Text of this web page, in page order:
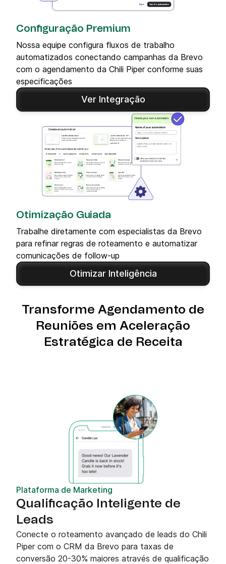
Configuração Premium
Nossa equipe configura fluxos de trabalho
automatizados conectando campanhas da Brevo
com o agendamento da Chili Piper conforme suas
especificações
Ver Integração
Otimização Guiada
Trabalhe diretamente com especialistas da Brevo
para refinar regras de roteamento e automatizar
comunicações de follow-up
Otimizar Inteligência
Transforme Agendamento de
Reuniões em Aceleração
Estratégica de Receita
Plataforma de Marketing
Qualificação Inteligente de
Leads
Conecte o roteamento avançado de leads do Chili
Piper com o CRM da Brevo para taxas de
conversão 20-30% maiores através de qualificação